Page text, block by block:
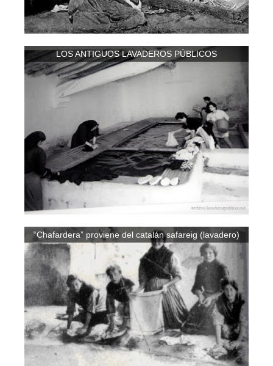
LOS ANTIGUOS LAVADEROS PÚBLICOS
“Chafardera” proviene del catalán safareig (lavadero)